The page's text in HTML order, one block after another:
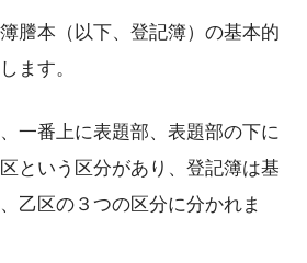
謄本（以下、登記簿）の基本的
ます。
一番上に表題部、表題部の下に
という区分があり、登記簿は基
乙区の３つの区分に分かれま